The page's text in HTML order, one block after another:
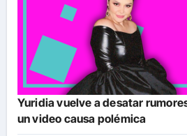
Yuridia vuelve a desatar
un video causa polémica